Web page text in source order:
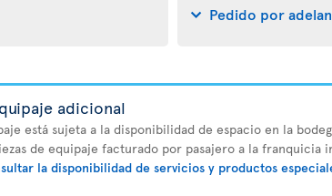
Pedido por
adicional
está sujeta a la disponibilidad de espacio en la
de equipaje facturado por pasajero a la franquicia
la disponibilidad de servicios y productos